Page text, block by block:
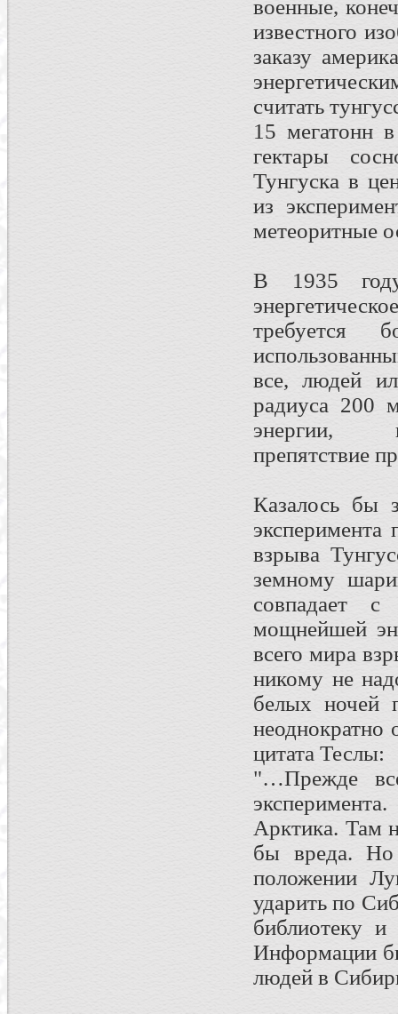
военные,
известного
заказу
считать
15 мегатонн
гектары
Тунгуска в
из
метеоритные
В 1935
требуется
все, людей
радиуса 200
энергии,
препятствие
Казалось бы
взрыва
земному
совпадает с
мощнейшей
всего мира
никому не
белых ночей
цитата Теслы:
"…Прежде
Арктика. Там
бы вреда. Но
положении
ударить по
библиотеку
Информации
людей в